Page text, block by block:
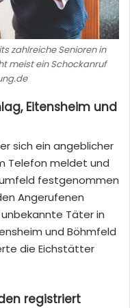
zahlreiche Senioren in
meist ein Schockanruf
Eitensheim und
sich ein angeblicher
Telefon meldet und
festgenommen
Angerufenen
Täter in
und Böhmfeld
die Eichstätter
registriert